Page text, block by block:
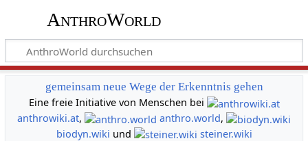
AnthroWorld
gemeinsam neue Wege der Erkenntnis gehen
Eine freie Initiative von Menschen bei
anthrowiki.at, anthro.world,
biodyn.wiki und
steiner.wiki